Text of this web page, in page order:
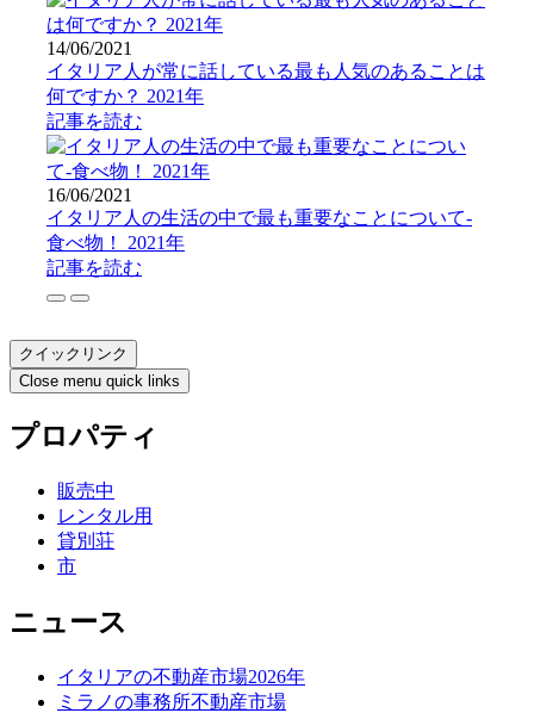
14/06/2021
イタリア人が常に話している最も人気のあることは
何ですか？ 2021年
記事を読む
16/06/2021
イタリア人の生活の中で最も重要なことについて-
食べ物！ 2021年
記事を読む
クイックリンク
Close menu quick links
プロパティ
販売中
レンタル用
貸別荘
市
ニュース
イタリアの不動産市場2026年
ミラノの事務所不動産市場